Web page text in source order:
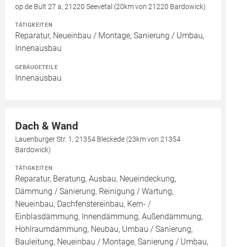
op de Bult 27 a, 21220 Seevetal (20km von 21220 Bardowick)
TÄTIGKEITEN
Reparatur, Neueinbau / Montage, Sanierung / Umbau,
Innenausbau
GEBÄUDETEILE
Innenausbau
Dach & Wand
Lauenburger Str. 1, 21354 Bleckede (23km von 21354
Bardowick)
TÄTIGKEITEN
Reparatur, Beratung, Ausbau, Neueindeckung,
Dämmung / Sanierung, Reinigung / Wartung,
Neueinbau, Dachfenstereinbau, Kern- /
Einblasdämmung, Innendämmung, Außendämmung,
Hohlraumdämmung, Neubau, Umbau / Sanierung,
Bauleitung, Neueinbau / Montage, Sanierung / Umbau,